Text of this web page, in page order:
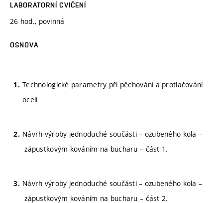
LABORATORNÍ CVIČENÍ
26 hod., povinná
OSNOVA
Technologické parametry při pěchování a protlačování
ocelí
Návrh výroby jednoduché součásti – ozubeného kola –
zápustkovým kováním na bucharu – část 1.
Návrh výroby jednoduché součásti – ozubeného kola –
zápustkovým kováním na bucharu – část 2.